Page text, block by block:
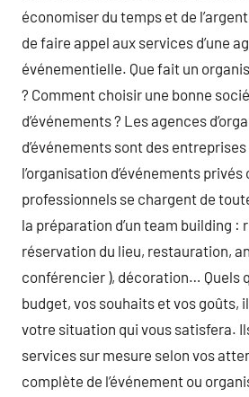
économiser du temps et de
de faire appel aux services d’une
événementielle. Que fait un
? Comment choisir une bonne
d’événements ? Les agences
d’événements sont des
l’organisation d’événements privés
professionnels se chargent de
la préparation d’un team building :
réservation du lieu, restauration,
conférencier ), décoration… Quels
budget, vos souhaits et vos goûts,
votre situation qui vous satisfera.
services sur mesure selon vos
complète de l’événement ou